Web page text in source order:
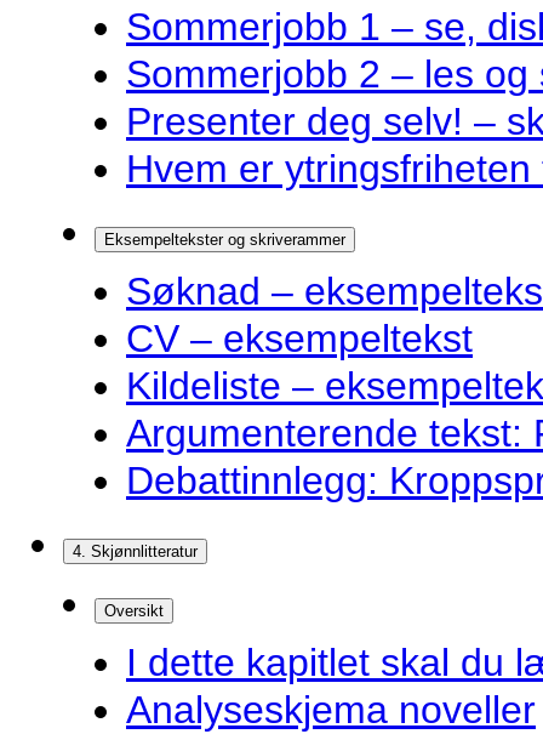
Sommerjobb 1 – se,
Sommerjobb 2 – les og
Presenter deg selv! –
Hvem er
Eksempeltekster og skriverammer
Søknad –
CV – eksempeltekst
Kildeliste –
Argumenterende tekst:
Debattinnlegg:
4. Skjønnlitteratur
Oversikt
I dette kapitlet skal du
Analyseskjema noveller